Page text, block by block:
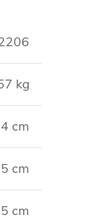
kg
cm
cm
cm